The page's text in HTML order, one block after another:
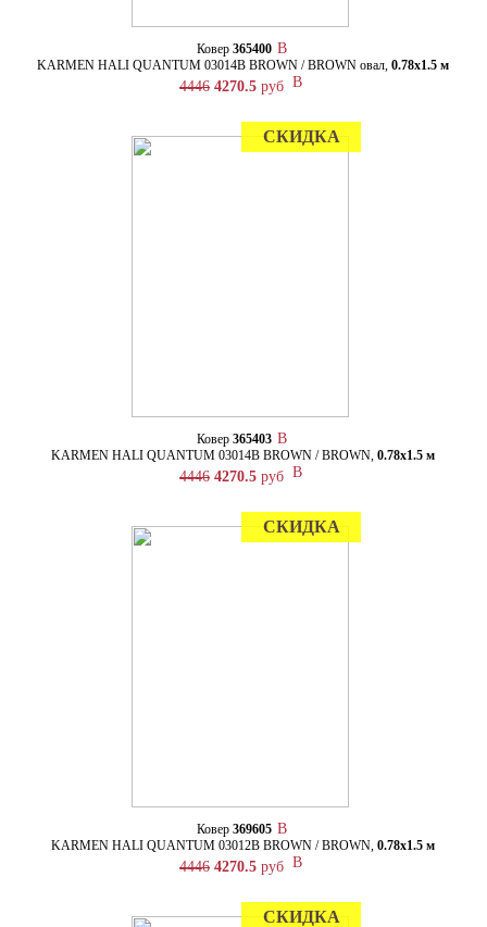
Ковер 365400
KARMEN HALI QUANTUM 03014B BROWN / BROWN овал, 0.78х1.5 м
4446 4270.5 руб
СКИДКА
Ковер 365403
KARMEN HALI QUANTUM 03014B BROWN / BROWN, 0.78х1.5 м
4446 4270.5 руб
СКИДКА
Ковер 369605
KARMEN HALI QUANTUM 03012B BROWN / BROWN, 0.78х1.5 м
4446 4270.5 руб
СКИДКА